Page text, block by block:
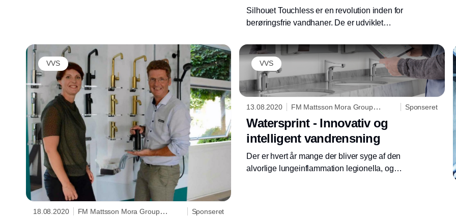
Silhouet Touchless er en revolution inden for
berøringsfrie vandhaner. De er udviklet
stilrent design med en funktionalitet.
VVS
18.08.2020
FM Mattsson Mora Group
Sponseret
VVS
13.08.2020
FM Mattsson Mora Group
Sponseret
Watersprint - Innovativ og
intelligent vandrensning
Der er hvert år mange der bliver syge af den
alvorlige lungeinflammation legionella, og